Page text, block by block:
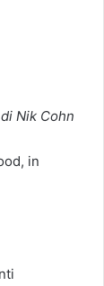
Nik Cohn
in